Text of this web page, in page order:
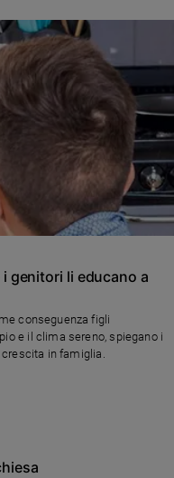
genitori li educano a
conseguenza figli
in famiglia.